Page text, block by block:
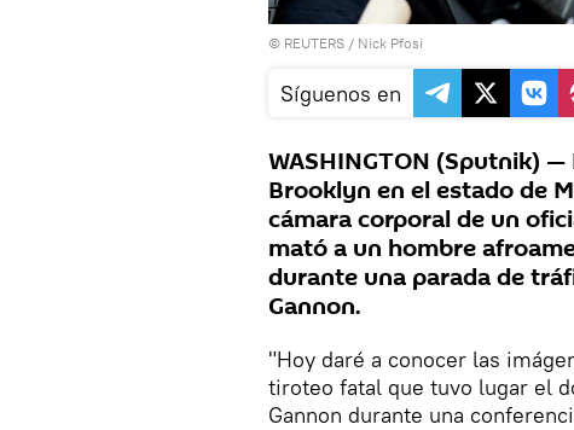
© REUTERS / Nick Pfosi
Síguenos en
WASHINGTON (Sputnik)
Brooklyn en el estado de
cámara corporal de un
mató a un hombre
durante una parada de
Gannon.
"Hoy daré a conocer las
tiroteo fatal que tuvo lugar el
Gannon durante una